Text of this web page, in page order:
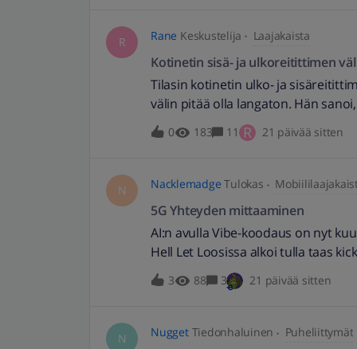
R Rane Keskustelija Laajakaista
Kotinetin sisä- ja ulkoreitittimen
Tilasin kotinetin ulko- ja
välin pitää olla langaton. Hän
Mutta mielestäni homma toimii
valmis perumaan koko kaupan,
0 183 11 R 21 päivää sitten
N Nacklemadge Tulokas
5G Yhteyden mittaaminen
AI:n avulla Vibe-koodaus on nyt
Hell Let Loosissa alkoi tulla taas
yhteys on hidas ja pingi korkea,
modeemilta lukea yhteyden
luettuja arvoja, ja niistä
3 88 3 21 päivää sitten
N Nugget Tiedonhaluinen Puheliittymät